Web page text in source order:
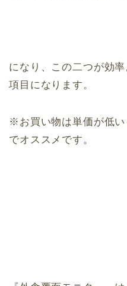
になり、この二つが効
項目になります。
※お買い物は単価が低
でオススメです。